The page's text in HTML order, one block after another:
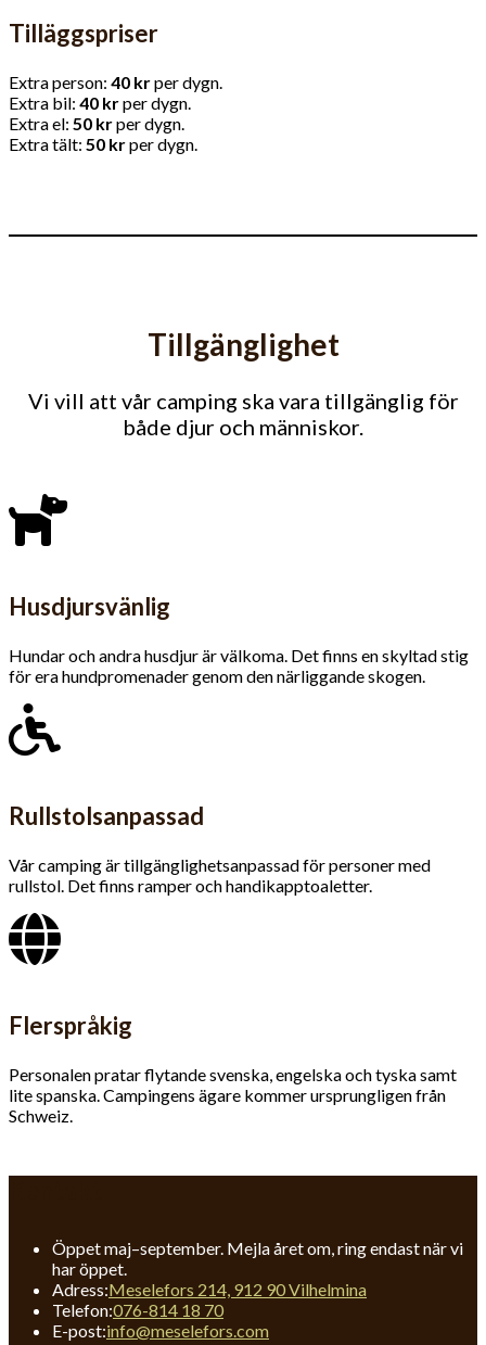
Tilläggspriser
Extra person: 40 krper dygn.
Extra bil: 40 krper dygn.
Extra el: 50 krper dygn.
Extra tält: 50 krper dygn.
Tillgänglighet
Vi vill att vår camping ska vara tillgänglig för
både djur och människor.
Husdjursvänlig
Hundar och andra husdjur är välkoma. Det finns en skyltad stig
för era hundpromenader genom den närliggande skogen.
Rullstolsanpassad
Vår camping är tillgäng­lighets­anpassad för personer med
rullstol. Det finns ramper och handikapptoaletter.
Flerspråkig
Personalen pratar flytande svenska, engelska och tyska samt
lite spanska. Campingens ägare kommer ursprungligen från
Schweiz.
Öppet maj–september. Mejla året om, ring endast när vi
har öppet.
Adress:Meselefors 214, 912 90 Vilhelmina
Telefon:076-814 18 70Opens
in
E-post:info@meselefors.comOpens